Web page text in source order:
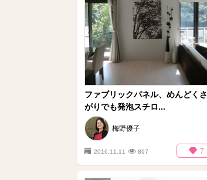
ファブリックパネル、めんどくさ
がりでも発泡スチロ...
梅野優子
2016.11.11 897 7